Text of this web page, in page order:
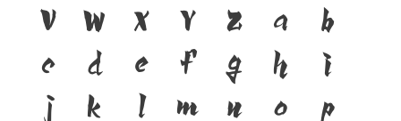
V W X Y Z a b
c d e f g h i